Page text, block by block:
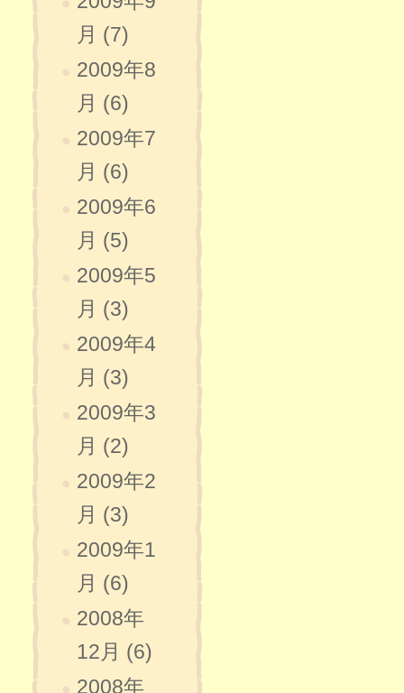
月 (7)
2009年8
月 (6)
2009年7
月 (6)
2009年6
月 (5)
2009年5
月 (3)
2009年4
月 (3)
2009年3
月 (2)
2009年2
月 (3)
2009年1
月 (6)
2008年
12月 (6)
2008年